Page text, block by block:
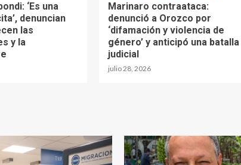
‘Es una
denuncian
las
y la
Marinaro contraataca:
denunció a Orozco por
‘difamación y violencia de
género’ y anticipó una batalla
judicial
julio 28, 2026